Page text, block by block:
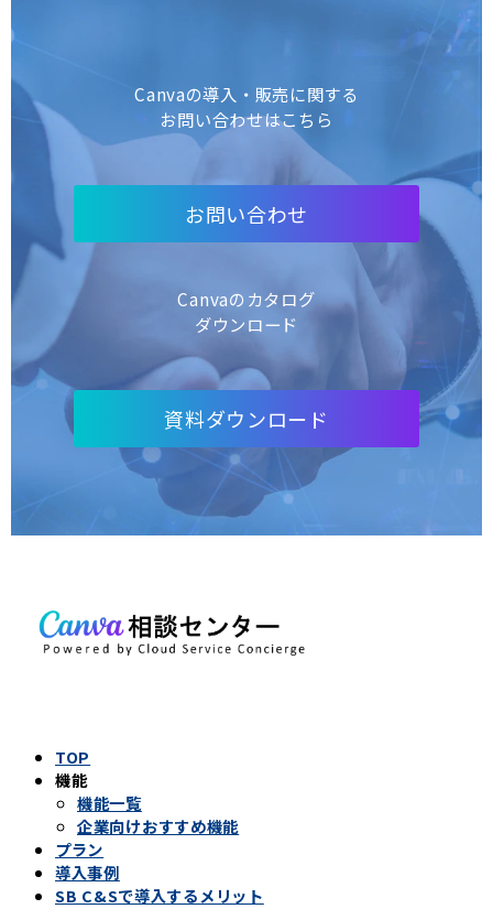
Canvaの導入・販売に関する
お問い合わせはこちら
お問い合わせ
Canvaのカタログ
ダウンロード
資料ダウンロード
TOP
機能
機能一覧
企業向けおすすめ機能
プラン
導入事例
SB C&Sで導入するメリット